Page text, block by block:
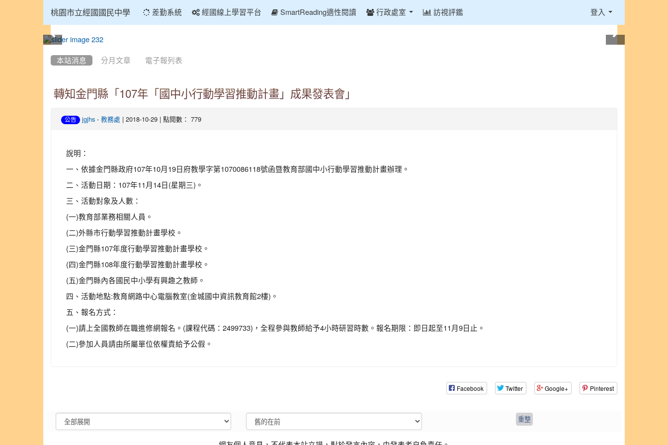
桃園市立經國國民中學 差勤系統 經國線上學習平台 SmartReading適性閱讀 行政處室 訪視評鑑 登入
本站消息 分月文章 電子報列表
轉知金門縣「107年「國中小行動學習推動計畫」成果發表會」
公告 jgjhs - 教務處 | 2018-10-29 | 點閱數： 779
說明：
一、依據金門縣政府107年10月19日府教學字第1070086118號函暨教育部國中小行動學習推動計畫辦理。
二、活動日期：107年11月14日(星期三)。
三、活動對象及人數：
(一)教育部業務相關人員。
(二)外縣市行動學習推動計畫學校。
(三)金門縣107年度行動學習推動計畫學校。
(四)金門縣108年度行動學習推動計畫學校。
(五)金門縣內各國民中小學有興趣之教師。
四、活動地點:教育網路中心電腦教室(金城國中資訊教育館2樓)。
五、報名方式：
(一)請上全國教師在職進修網報名。(課程代碼：2499733)，全程參與教師給予4小時研習時數。報名期限：即日起至11月9日止。
(二)參加人員請由所屬單位依權責給予公假。
Facebook Twitter Google+ Pinterest